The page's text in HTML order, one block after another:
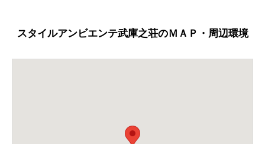
スタイルアンビエンテ武庫之荘のＭＡＰ・周辺環境